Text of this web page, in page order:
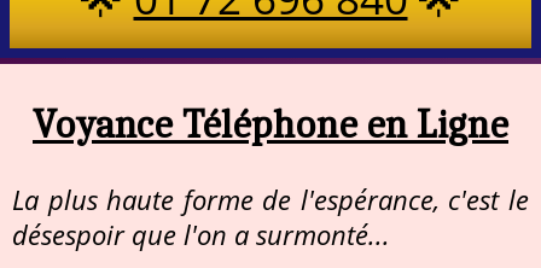
Voyance Téléphone en Ligne
La plus haute forme de l'espérance, c'est le
désespoir que l'on a surmonté...